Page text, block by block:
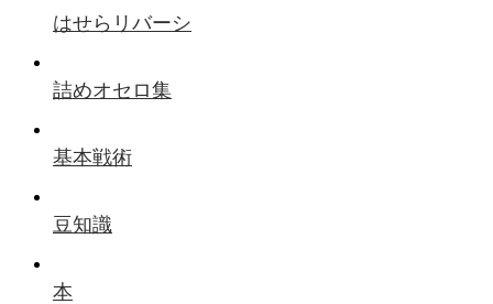
はせらリバーシ
詰めオセロ集
基本戦術
豆知識
本